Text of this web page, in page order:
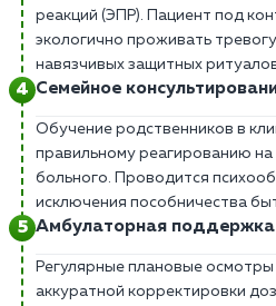
реакций (ЭПР). Пациент под
экологично проживать
навязчивых защитных
Семейное
Обучение родственников в
правильному реагированию
больного. Проводится
исключения пособничества
Амбулаторная поддержка
Регулярные плановые
аккуратной корректировки